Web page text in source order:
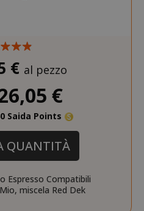
€ al pezzo
€
Saida Points
QUANTITÀ
Espresso Compatibili
miscela Red Dek